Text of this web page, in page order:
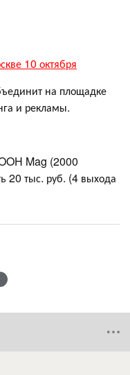
10 октября
на площадке
и рекламы.
Mag (2000
20 тыс. руб. (4 выхода